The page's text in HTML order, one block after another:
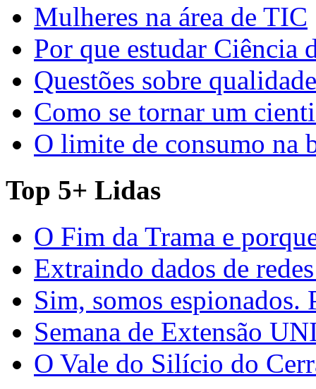
Mulheres na área de TIC
Por que estudar Ciência
Questões sobre
Como se tornar um
O limite de consumo na
Top 5+ Lidas
O Fim da Trama e
Extraindo dados de
Sim, somos espionados.
Semana de Extensão
O Vale do Silício do